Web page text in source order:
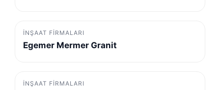
İNŞAAT FIRMALARI
Egemer Mermer Granit
İNŞAAT FIRMALARI